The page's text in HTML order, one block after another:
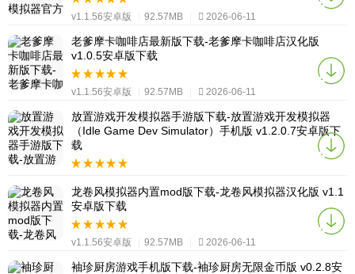
v1.1.56安卓版 92.57MB 2026-06-11
老爹摩卡咖啡店最新版下载-老爹摩卡咖啡店汉化版
v1.0.5安卓版下载
v1.1.56安卓版 92.57MB 2026-06-11
放置游戏开发模拟器手游版下载-放置游戏开发模拟器
（Idle Game Dev Simulator）手机版 v1.2.0.7安卓版下
载
龙卷风模拟器内置mod版下载-龙卷风模拟器汉化版 v1.1
安卓版下载
v1.1.56安卓版 92.57MB 2026-06-11
袖珍厨房游戏手机版下载-袖珍厨房无限金币版 v0.2.8安